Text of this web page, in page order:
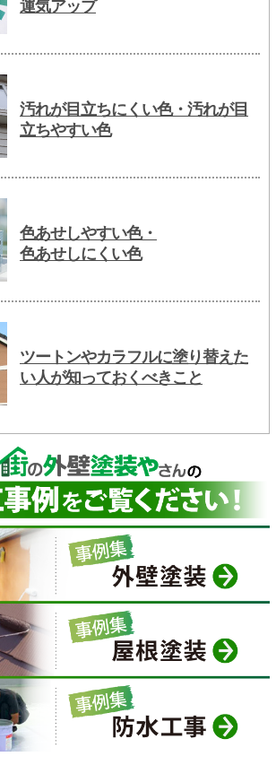
運気アップ
汚れが目立ちにくい色・汚れが目
立ちやすい色
色あせしやすい色・
色あせしにくい色
ツートンやカラフルに塗り替えた
い人が知っておくべきこと